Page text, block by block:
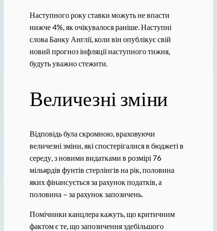
Наступного року ставки можуть не впасти
нижче 4%, як очікувалося раніше. Наступні
слова Банку Англії, коли він опублікує свій
новий прогноз інфляції наступного тижня,
будуть уважно стежити.
Величезні зміни
Відповідь була скромною, враховуючи
величезні зміни, які спостерігалися в бюджеті в
середу, з новими видатками в розмірі 76
мільярдів фунтів стерлінгів на рік, половина
яких фінансується за рахунок податків, а
половина – за рахунок запозичень.
Помічники канцлера кажуть, що критичним
фактом є те, що запозичення здебільшого